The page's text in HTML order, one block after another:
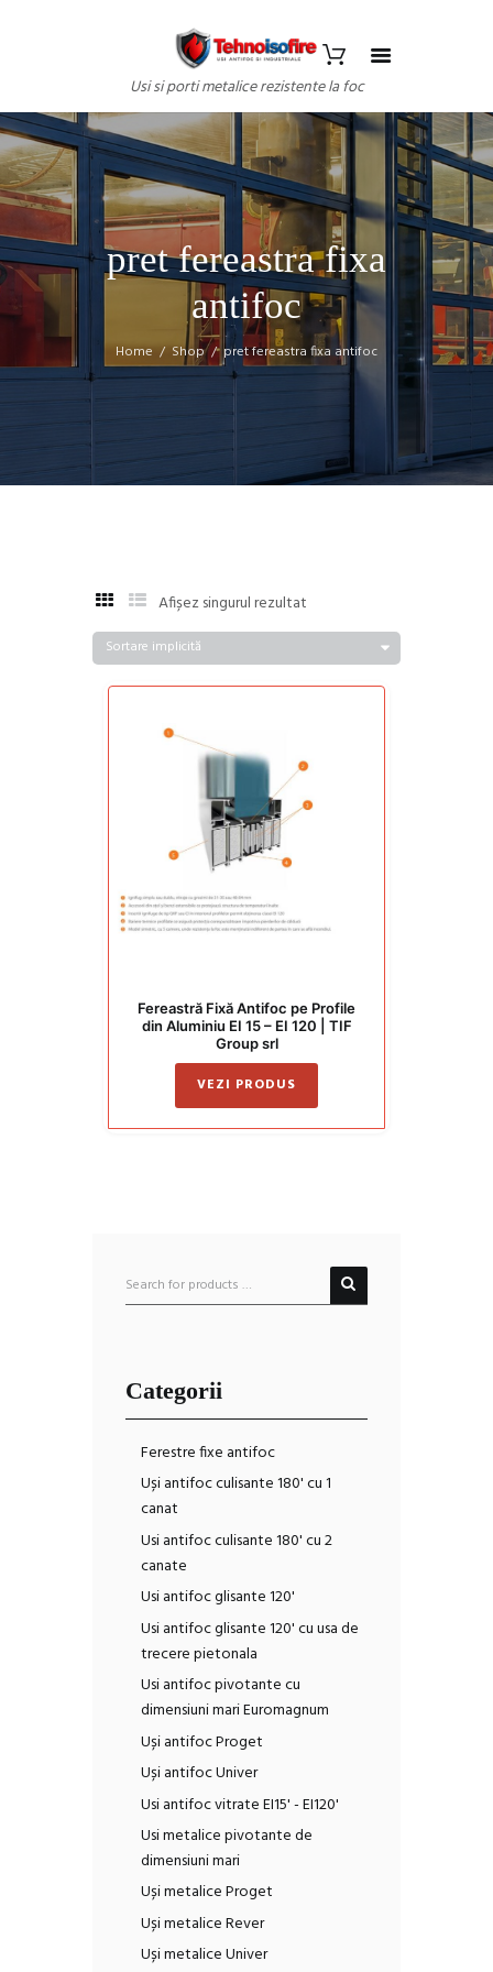
Usi si porti metalice rezistente la foc
pret fereastra fixa
antifoc
Home Shop pret fereastra fixa antifoc
Afișez singurul rezultat
Fereastră Fixă Antifoc pe Profile
din Aluminiu EI 15 – EI 120 | TIF
Group srl
VEZI PRODUS
Categorii
Ferestre fixe antifoc
Uși antifoc culisante 180' cu 1
canat
Usi antifoc culisante 180' cu 2
canate
Usi antifoc glisante 120'
Usi antifoc glisante 120' cu usa de
trecere pietonala
Usi antifoc pivotante cu
dimensiuni mari Euromagnum
Uși antifoc Proget
Uși antifoc Univer
Usi antifoc vitrate EI15' - EI120'
Usi metalice pivotante de
dimensiuni mari
Uși metalice Proget
Uși metalice Rever
Uși metalice Univer